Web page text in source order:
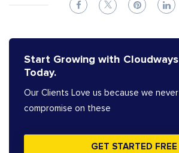
Start Growing with Cloudways
Today.
Our Clients Love us because we never
compromise on these
GET STARTED FREE